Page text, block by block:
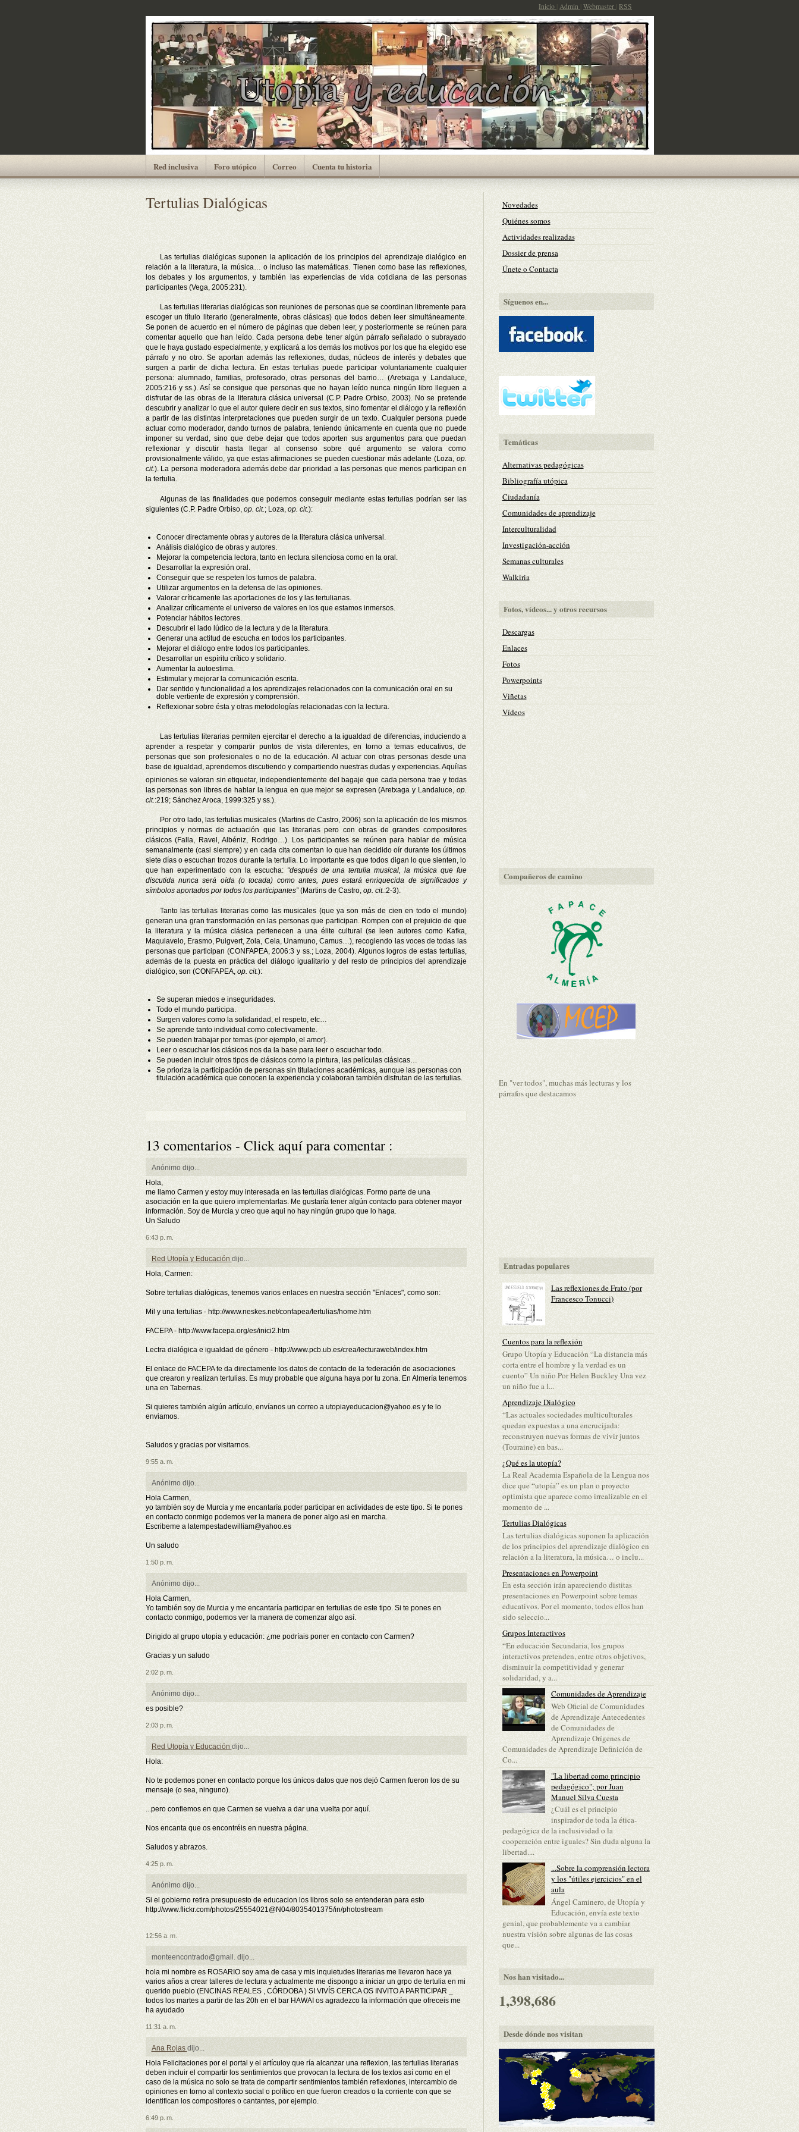
Inicio Admin Webmaster RSS
Red inclusiva Foro utópico Correo Cuenta tu historia
Tertulias Dialógicas
Las tertulias dialógicas suponen la aplicación de los principios del aprendizaje dialógico en
relación a la literatura, la música… o incluso las matemáticas. Tienen como base las reflexiones,
los debates y los argumentos, y también las experiencias de vida cotidiana de las personas
participantes (Vega, 2005:231).
Las tertulias literarias dialógicas son reuniones de personas que se coordinan libremente para
escoger un título literario (generalmente, obras clásicas) que todos deben leer simultáneamente.
Se ponen de acuerdo en el número de páginas que deben leer, y posteriormente se reúnen para
comentar aquello que han leído. Cada persona debe tener algún párrafo señalado o subrayado
que le haya gustado especialmente, y explicará a los demás los motivos por los que ha elegido ese
párrafo y no otro. Se aportan además las reflexiones, dudas, núcleos de interés y debates que
surgen a partir de dicha lectura. En estas tertulias puede participar voluntariamente cualquier
persona: alumnado, familias, profesorado, otras personas del barrio… (Aretxaga y Landaluce,
2005:216 y ss.). Así se consigue que personas que no hayan leído nunca ningún libro lleguen a
disfrutar de las obras de la literatura clásica universal (C.P. Padre Orbiso, 2003). No se pretende
descubrir y analizar lo que el autor quiere decir en sus textos, sino fomentar el diálogo y la reflexión
a partir de las distintas interpretaciones que pueden surgir de un texto. Cualquier persona puede
actuar como moderador, dando turnos de palabra, teniendo únicamente en cuenta que no puede
imponer su verdad, sino que debe dejar que todos aporten sus argumentos para que puedan
reflexionar y discutir hasta llegar al consenso sobre qué argumento se valora como
provisionalmente válido, ya que estas afirmaciones se pueden cuestionar más adelante (Loza, op.
cit.). La persona moderadora además debe dar prioridad a las personas que menos participan en
la tertulia.
Algunas de las finalidades que podemos conseguir mediante estas tertulias podrían ser las
siguientes (C.P. Padre Orbiso, op. cit. ; Loza, op. cit.):
Conocer directamente obras y autores de la literatura clásica universal.
Análisis dialógico de obras y autores.
Mejorar la competencia lectora, tanto en lectura silenciosa como en la oral.
Desarrollar la expresión oral.
Conseguir que se respeten los turnos de palabra.
Utilizar argumentos en la defensa de las opiniones.
Valorar críticamente las aportaciones de los y las tertulianas.
Analizar críticamente el universo de valores en los que estamos inmersos.
Potenciar hábitos lectores.
Descubrir el lado lúdico de la lectura y de la literatura.
Generar una actitud de escucha en todos los participantes.
Mejorar el diálogo entre todos los participantes.
Desarrollar un espíritu crítico y solidario.
Aumentar la autoestima.
Estimular y mejorar la comunicación escrita.
Dar sentido y funcionalidad a los aprendizajes relacionados con la comunicación oral en su
doble vertiente de expresión y comprensión.
Reflexionar sobre ésta y otras metodologías relacionadas con la lectura.
Las tertulias literarias permiten ejercitar el derecho a la igualdad de diferencias, induciendo a
aprender a respetar y compartir puntos de vista diferentes, en torno a temas educativos, de
personas que son profesionales o no de la educación. Al actuar con otras personas desde una
base de igualdad, aprendemos discutiendo y compartiendo nuestras dudas y experiencias. Aquílas
opiniones se valoran sin etiquetar, independientemente del bagaje que cada persona trae y todas
las personas son libres de hablar la lengua en que mejor se expresen (Aretxaga y Landaluce, op.
cit. :219; Sánchez Aroca, 1999:325 y ss.).
Por otro lado, las tertulias musicales (Martins de Castro, 2006) son la aplicación de los mismos
principios y normas de actuación que las literarias pero con obras de grandes compositores
clásicos (Falla, Ravel, Albéniz, Rodrigo…). Los participantes se reúnen para hablar de música
semanalmente (casi siempre) y en cada cita comentan lo que han decidido oír durante los últimos
siete días o escuchan trozos durante la tertulia. Lo importante es que todos digan lo que sienten, lo
que han experimentado con la escucha: “después de una tertulia musical, la música que fue
discutida nunca será oída (o tocada) como antes, pues estará enriquecida de significados y
símbolos aportados por todos los participantes”(Martins de Castro, op. cit. :2-3).
Tanto las tertulias literarias como las musicales (que ya son más de cien en todo el mundo)
generan una gran transformación en las personas que participan. Rompen con el prejuicio de que
la literatura y la música clásica pertenecen a una élite cultural (se leen autores como Kafka,
Maquiavelo, Erasmo, Puigvert, Zola, Cela, Unamuno, Camus…), recogiendo las voces de todas las
personas que participan (CONFAPEA, 2006:3 y ss.; Loza, 2004). Algunos logros de estas tertulias,
además de la puesta en práctica del diálogo igualitario y del resto de principios del aprendizaje
dialógico, son (CONFAPEA, op. cit.):
Se superan miedos e inseguridades.
Todo el mundo participa.
Surgen valores como la solidaridad, el respeto, etc…
Se aprende tanto individual como colectivamente.
Se pueden trabajar por temas (por ejemplo, el amor).
Leer o escuchar los clásicos nos da la base para leer o escuchar todo.
Se pueden incluir otros tipos de clásicos como la pintura, las películas clásicas…
Se prioriza la participación de personas sin titulaciones académicas, aunque las personas con
titulación académica que conocen la experiencia y colaboran también disfrutan de las tertulias.
13 comentarios - Click aquí para comentar :
Anónimo dijo...
Hola,
me llamo Carmen y estoy muy interesada en las tertulias dialógicas. Formo parte de una
asociación en la que quiero implementarlas. Me gustaría tener algún contacto para obtener mayor
información. Soy de Murcia y creo que aqui no hay ningún grupo que lo haga.
Un Saludo
6:43 p. m.
Red Utopía y Educación dijo...
Hola, Carmen:
Sobre tertulias dialógicas, tenemos varios enlaces en nuestra sección "Enlaces", como son:
Mil y una tertulias - http://www.neskes.net/confapea/tertulias/home.htm
FACEPA - http://www.facepa.org/es/inici2.htm
Lectra dialógica e igualdad de género - http://www.pcb.ub.es/crea/lecturaweb/index.htm
El enlace de FACEPA te da directamente los datos de contacto de la federación de asociaciones
que crearon y realizan tertulias. Es muy probable que alguna haya por tu zona. En Almería tenemos
una en Tabernas.
Si quieres también algún artículo, envíanos un correo a utopiayeducacion@yahoo.es y te lo
enviamos.
Saludos y gracias por visitarnos.
9:55 a. m.
Anónimo dijo...
Hola Carmen,
yo también soy de Murcia y me encantaría poder participar en actividades de este tipo. Si te pones
en contacto conmigo podemos ver la manera de poner algo asi en marcha.
Escribeme a latempestadewilliam@yahoo.es
Un saludo
1:50 p. m.
Anónimo dijo...
Hola Carmen,
Yo también soy de Murcia y me encantaría participar en tertulias de este tipo. Si te pones en
contacto conmigo, podemos ver la manera de comenzar algo así.
Dirigido al grupo utopia y educación: ¿me podríais poner en contacto con Carmen?
Gracias y un saludo
2:02 p. m.
Anónimo dijo...
es posible?
2:03 p. m.
Red Utopía y Educación dijo...
Hola:
No te podemos poner en contacto porque los únicos datos que nos dejó Carmen fueron los de su
mensaje (o sea, ninguno).
...pero confiemos en que Carmen se vuelva a dar una vuelta por aquí.
Nos encanta que os encontréis en nuestra página.
Saludos y abrazos.
4:25 p. m.
Anónimo dijo...
Si el gobierno retira presupuesto de educacion los libros solo se entenderan para esto
http://www.flickr.com/photos/25554021@N04/8035401375/in/photostream
12:56 a. m.
monteencontrado@gmail. dijo...
hola mi nombre es ROSARIO soy ama de casa y mis inquietudes literarias me llevaron hace ya
varios años a crear talleres de lectura y actualmente me dispongo a iniciar un grpo de tertulia en mi
querido pueblo (ENCINAS REALES , CÓRDOBA ) SI VIVÍS CERCA OS INVITO A PARTICIPAR _
todos los martes a partir de las 20h en el bar HAWAI os agradezco la información que ofreceis me
ha ayudado
11:31 a. m.
Ana Rojas dijo...
Hola Felicitaciones por el portal y el artículoy que ría alcanzar una reflexion, las tertulias literarias
deben incluir el compartir los sentimientos que provocan la lectura de los textos así como en el
caso de la música no solo se trata de compartir sentimientos también reflexiones, intercambio de
opiniones en torno al contexto social o político en que fueron creados o la corriente con que se
identifican los compositores o cantantes, por ejemplo.
6:49 p. m.
Novedades
Quiénes somos
Actividades realizadas
Dossier de prensa
Únete o Contacta
Síguenos en...
Temáticas
Alternativas pedagógicas
Bibliografía utópica
Ciudadanía
Comunidades de aprendizaje
Interculturalidad
Investigación-acción
Semanas culturales
Walkiria
Fotos, vídeos... y otros recursos
Descargas
Enlaces
Fotos
Powerpoints
Viñetas
Vídeos
Compañeros de camino
En "ver todos", muchas más lecturas y los
párrafos que destacamos
Entradas populares
Las reflexiones de Frato (por
Francesco Tonucci)
Cuentos para la reflexión
Grupo Utopía y Educación “La distancia más
corta entre el hombre y la verdad es un
cuento” Un niño Por Helen Buckley Una vez
un niño fue a l...
Aprendizaje Dialógico
“Las actuales sociedades multiculturales
quedan expuestas a una encrucijada:
reconstruyen nuevas formas de vivir juntos
(Touraine) en bas...
¿Qué es la utopía?
La Real Academia Española de la Lengua nos
dice que “utopía” es un plan o proyecto
optimista que aparece como irrealizable en el
momento de ...
Tertulias Dialógicas
Las tertulias dialógicas suponen la aplicación
de los principios del aprendizaje dialógico en
relación a la literatura, la música… o inclu...
Presentaciones en Powerpoint
En esta sección irán apareciendo distitas
presentaciones en Powerpoint sobre temas
educativos. Por el momento, todos ellos han
sido seleccio...
Grupos Interactivos
“En educación Secundaria, los grupos
interactivos pretenden, entre otros objetivos,
disminuir la competitividad y generar
solidaridad, y a...
Comunidades de Aprendizaje
Web Oficial de Comunidades
de Aprendizaje Antecedentes
de Comunidades de
Aprendizaje Orígenes de
Comunidades de Aprendizaje Definición de
Co...
"La libertad como principio
pedagógico"; por Juan
Manuel Silva Cuesta
¿Cuál es el principio
inspirador de toda la ética-
pedagógica de la inclusividad o la
cooperación entre iguales? Sin duda alguna la
libertad....
...Sobre la comprensión lectora
y los "útiles ejercicios" en el
aula
Ángel Caminero, de Utopía y
Educación, envía este texto
genial, que probablemente va a cambiar
nuestra visión sobre algunas de las cosas
que...
Nos han visitado...
1,398,686
Desde dónde nos visitan